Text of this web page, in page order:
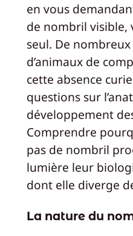
en vous
de nombril visible,
seul. De
d’animaux de
cette absence
questions sur
développement
Comprendre
pas de nombril
lumière leur
dont elle diverge
La nature du